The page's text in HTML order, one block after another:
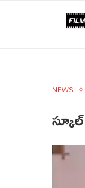
NEWS